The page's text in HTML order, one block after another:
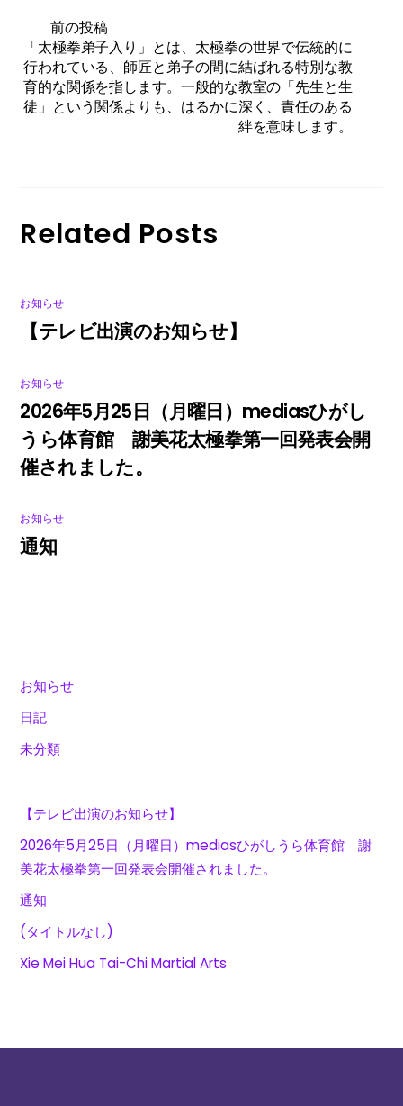
前の投稿
「太極拳弟子入り」とは、太極拳の世界で伝統的に
行われている、師匠と弟子の間に結ばれる特別な教
育的な関係を指します。一般的な教室の「先生と生
徒」という関係よりも、はるかに深く、責任のある
絆を意味します。
Related Posts
お知らせ
【テレビ出演のお知らせ】
お知らせ
2026年5月25日（月曜日）mediasひがし
うら体育館 謝美花太極拳第一回発表会開
催されました。
お知らせ
通知
お知らせ
日記
未分類
【テレビ出演のお知らせ】
2026年5月25日（月曜日）mediasひがしうら体育館 謝
美花太極拳第一回発表会開催されました。
通知
(タイトルなし)
Xie Mei Hua Tai-Chi Martial Arts